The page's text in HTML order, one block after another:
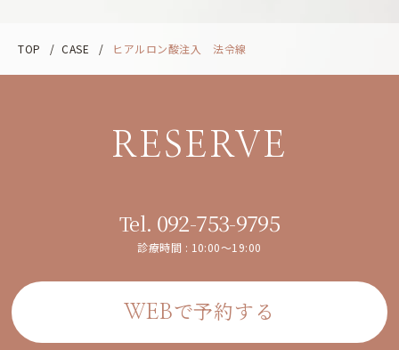
TOP / CASE / ヒアルロン酸注入 法令線
RESERVE
Tel. 092-753-9795
診療時間 : 10:00～19:00
WEBで予約する